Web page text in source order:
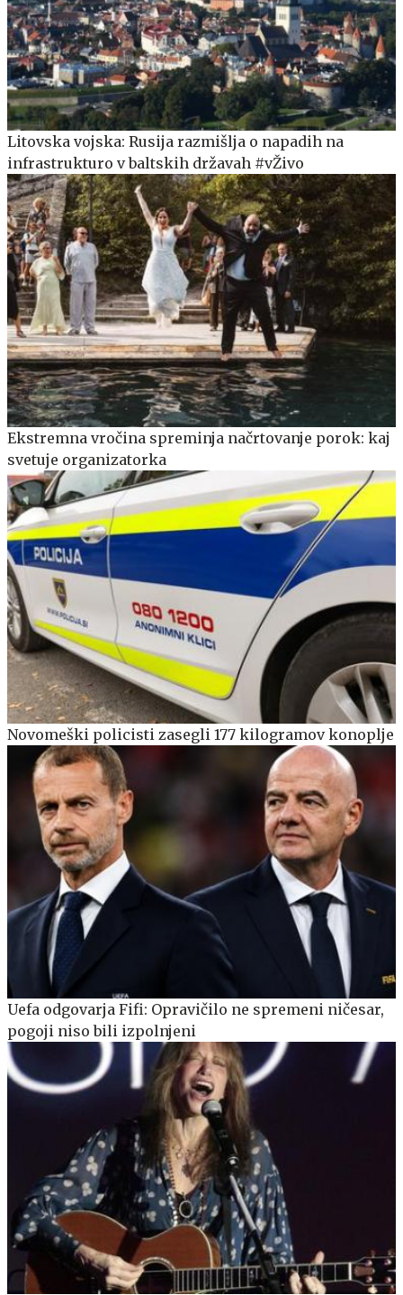
Litovska vojska: Rusija razmišlja o napadih na
infrastrukturo v baltskih državah #vŽivo
Ekstremna vročina spreminja načrtovanje porok: kaj
svetuje organizatorka
Novomeški policisti zasegli 177 kilogramov konoplje
Uefa odgovarja Fifi: Opravičilo ne spremeni ničesar,
pogoji niso bili izpolnjeni